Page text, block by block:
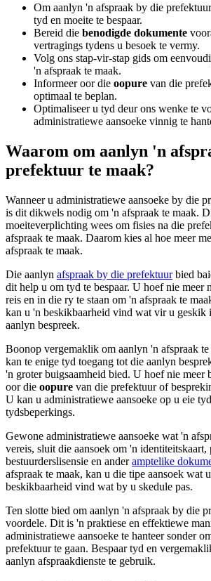
Om aanlyn 'n afspraak by die
tyd en moeite te bespaar.
Bereid die benodigde dokumente
vertragings tydens u besoek te vermy.
Volg ons stap-vir-stap gids om
'n afspraak te maak.
Informeer oor die oopure van die
optimaal te beplan.
Optimaliseer u tyd deur ons wenke te
administratiewe aansoeke vinnig te
Waarom om aanlyn 'n
prefektuur te maak?
Wanneer u administratiewe aansoeke by die
is dit dikwels nodig om 'n afspraak te maak.
moeiteverplichting wees om fisies na die
afspraak te maak. Daarom kies al hoe meer
afspraak te maak.
Die aanlyn afspraak by die prefektuurbied
dit help u om tyd te bespaar. U hoef nie meer
reis en in die ry te staan om 'n afspraak te
kan u 'n beskikbaarheid vind wat vir u geskik
aanlyn bespreek.
Boonop vergemaklik om aanlyn 'n afspraak
kan te enige tyd toegang tot die aanlyn
'n groter buigsaamheid bied. U hoef nie meer
oor die oopure van die prefektuur of
U kan u administratiewe aansoeke op u eie
tydsbeperkings.
Gewone administratiewe aansoeke wat 'n
vereis, sluit die aansoek om 'n identiteitskaart,
bestuurderslisensie en anderamptelike
afspraak te maak, kan u die tipe aansoek wat
beskikbaarheid vind wat by u skedule pas.
Ten slotte bied om aanlyn 'n afspraak by die
voordele. Dit is 'n praktiese en effektiewe
administratiewe aansoeke te hanteer sonder
prefektuur te gaan. Bespaar tyd en
aanlyn afspraakdienste te gebruik.